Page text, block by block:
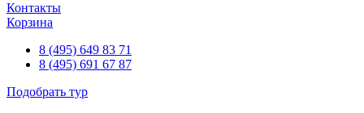
Контакты
Корзина
8 (495) 649 83 71
8 (495) 691 67 87
Подобрать тур